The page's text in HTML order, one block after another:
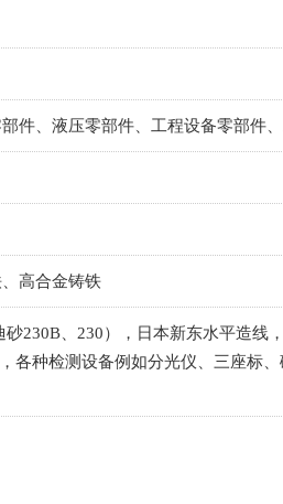
件、液压零部件、工程设备零部件
高合金铸铁
230B、230），日本新东水平造线
各种检测设备例如分光仪、三座标